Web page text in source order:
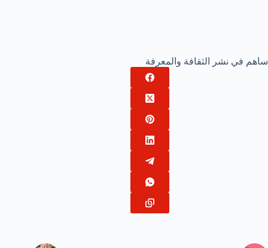
ساهم في نشر الثقافة والمعرفة